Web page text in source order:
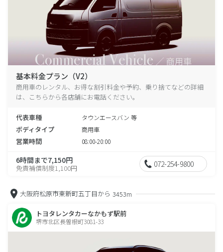
基本料金プラン（V2）
商用車のレンタル、お得な割引料金や予約、乗り捨てなどの詳細
は、こちらから各店舗にお電話ください。
代表車種 タウンエースバン 等
ボディタイプ 商用車
営業時間 08:00-20:00
6時間まで7,150円
免責補償制度1,100円 072-254-9800
大阪府松原市東新町五丁目から 3453m
トヨタレンタカーなかもず駅前
堺市北区長曽根町3081-33